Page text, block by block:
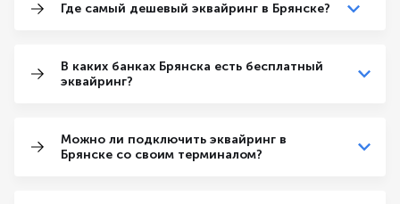
Где самый дешевый эквайринг в Брянске?
В каких банках Брянска есть бесплатный
эквайринг?
Можно ли подключить эквайринг в
Брянске со своим терминалом?